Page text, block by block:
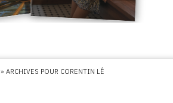
»ARCHIVES POUR CORENTIN LÊ